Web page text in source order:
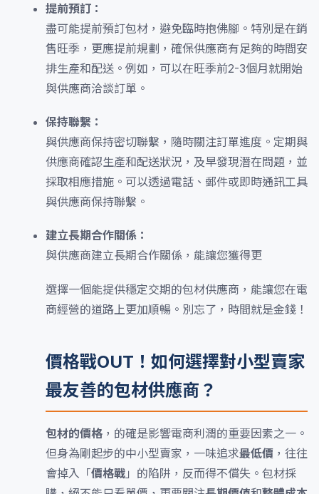
提前預訂：
盡可能提前預訂包材，避免臨時抱佛腳。特別是在銷
售旺季，更應提前規劃，確保供應商有足夠的時間安
排生產和配送。例如，可以在旺季前2-3個月就開始
與供應商洽談訂單。
保持聯繫：
與供應商保持密切聯繫，隨時關注訂單進度。定期與
供應商確認生產和配送狀況，及早發現潛在問題，並
採取相應措施。可以透過電話、郵件或即時通訊工具
與供應商保持聯繫。
建立長期合作關係：
與供應商建立長期合作關係，能讓您獲得更
選擇一個能提供穩定交期的包材供應商，能讓您在電
商經營的道路上更加順暢。別忘了，時間就是金錢！
價格戰OUT！如何選擇對小型賣家
最友善的包材供應商？
包材的價格 ，的確是影響電商利潤的重要因素之一。
但身為剛起步的中小型賣家，一味追求最低價 ，往往
會掉入「價格戰 」的陷阱，反而得不償失。包材採